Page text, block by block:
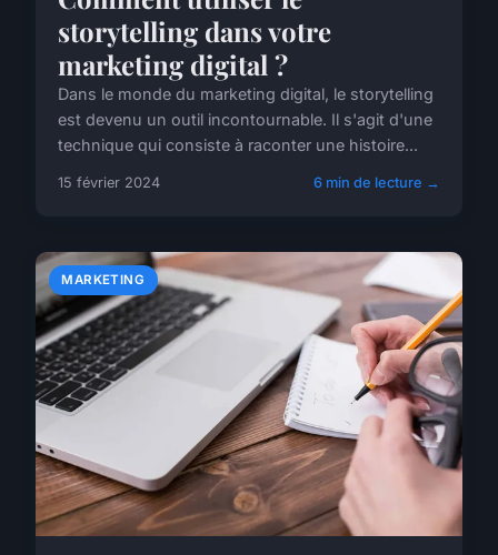
storytelling dans votre
marketing digital ?
Dans le monde du marketing digital, le storytelling
est devenu un outil incontournable. Il s'agit d'une
technique qui consiste à raconter une histoire...
15 février 2024 6 min de lecture →
MARKETING